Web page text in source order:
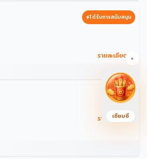
ได้รับการสนับสนุน
รายละเอียด →
รายละเอียด →
×
เซียมซี